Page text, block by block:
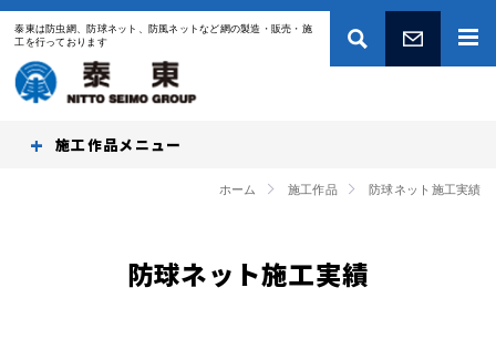
泰東は防虫網、防球ネット、防風ネットなど網の製造・販売・施
工を行っております
施工作品
ホーム 施工作品 防球ネット施工実績
防球ネット施工実績